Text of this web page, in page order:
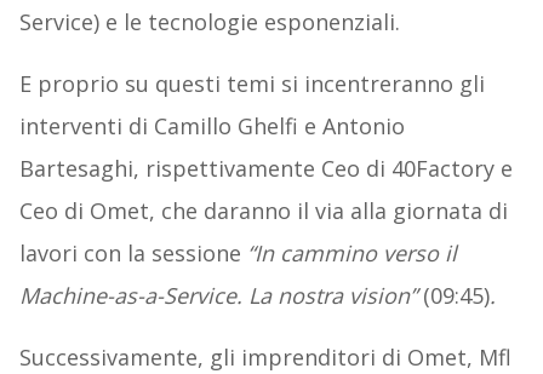
Service) e le tecnologie esponenziali.
E proprio su questi temi si incentreranno gli
interventi di Camillo Ghelfi e Antonio
Bartesaghi, rispettivamente Ceo di 40Factory e
Ceo di Omet, che daranno il via alla giornata di
lavori con la sessione “In cammino verso il
Machine-as-a-Service. La nostra vision”(09:45).
Successivamente, gli imprenditori di Omet, Mfl